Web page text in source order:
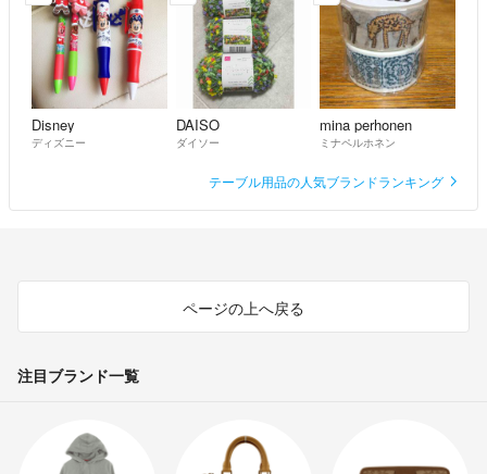
Disney
ディズニー
DAISO
ダイソー
mina perhonen
ミナペルホネン
テーブル用品の人気ブランドランキング
ページの上へ戻る
注目ブランド一覧